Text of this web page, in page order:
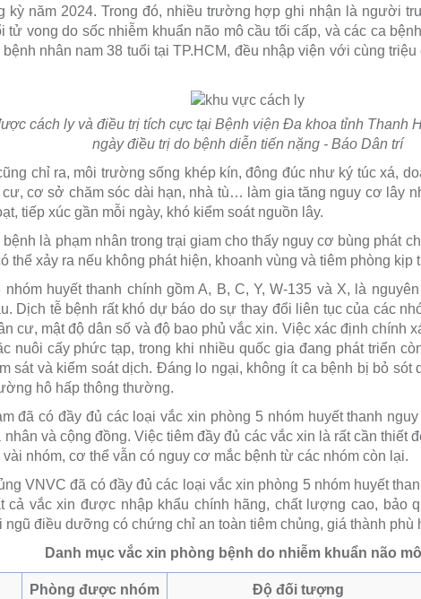
kỳ năm 2024. Trong đó, nhiều trường hợp ghi nhận là người
tử vong do sốc nhiễm khuẩn não mô cầu tối cấp, và các ca
nhân nam 38 tuổi tại TP.HCM, đều nhập viện với cùng
cách ly và điều trị tích cực tại Bệnh viện Đa khoa tỉnh Thanh
ngày điều trị do bệnh diễn tiến nặng - Báo Dân trí
chỉ ra, môi trường sống khép kín, đông đúc như ký túc xá,
cơ sở chăm sóc dài hạn, nhà tù… làm gia tăng nguy cơ lây
tiếp xúc gần mỗi ngày, khó kiểm soát nguồn lây.
bệnh là phạm nhân trong trại giam cho thấy nguy cơ bùng phát
thể xảy ra nếu không phát hiện, khoanh vùng và tiêm phòng kịp
nhóm huyết thanh chính gồm A, B, C, Y, W-135 và X, là
Dịch tễ bệnh rất khó dự báo do sự thay đổi liên tục của các
cư, mật độ dân số và độ bao phủ vắc xin. Việc xác định chính
nuôi cấy phức tạp, trong khi nhiều quốc gia đang phát triển
sát và kiểm soát dịch. Đáng lo ngại, không ít ca bệnh bị bỏ sót
hô hấp thông thường.
đã có đầy đủ các loại vắc xin phòng 5 nhóm huyết thanh
và cộng đồng. Việc tiêm đầy đủ các vắc xin là rất cần thiết
nhóm, cơ thể vẫn có nguy cơ mắc bệnh từ các nhóm còn lại.
VNVC đã có đầy đủ các loại vắc xin phòng 5 nhóm huyết
vắc xin được nhập khẩu chính hãng, chất lượng cao, bảo
điều dưỡng có chứng chỉ an toàn tiêm chủng, giá thành phù
Danh mục vắc xin phòng bệnh do nhiễm khuẩn não
Phòng được nhóm
Độ đối tượng